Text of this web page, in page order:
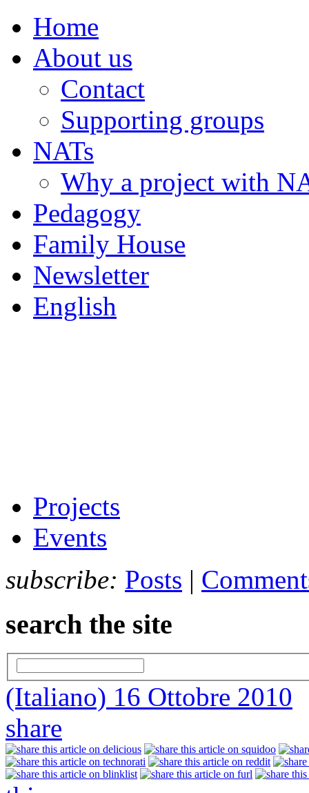
Home
About us
Contact
Supporting groups
NATs
Why a project with
Pedagogy
Family House
Newsletter
English
Projects
Events
subscribe: Posts |
search the site
(Italiano) 16 Ottobre 2010
share